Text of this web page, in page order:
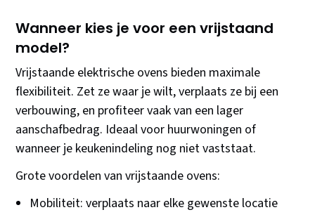
Wanneer kies je voor een vrijstaand
model?
Vrijstaande elektrische ovens bieden maximale
flexibiliteit. Zet ze waar je wilt, verplaats ze bij een
verbouwing, en profiteer vaak van een lager
aanschafbedrag. Ideaal voor huurwoningen of
wanneer je keukenindeling nog niet vaststaat.
Grote voordelen van vrijstaande ovens:
Mobiliteit: verplaats naar elke gewenste locatie